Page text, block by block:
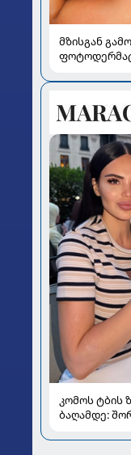
მზისგან
კომოს ტბის
ბაღამდე: